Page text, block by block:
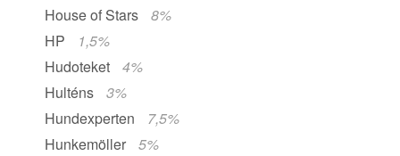
House of Stars
8%
HP
1,5%
Hudoteket
4%
Hulténs
3%
Hundexperten
7,5%
Hunkemöller
5%